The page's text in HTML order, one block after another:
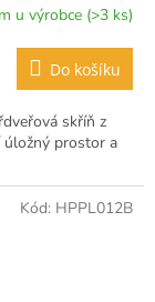
u výrobce (>3 ks)
Do košíku
skříň z
úložný prostor a
Kód: HPPL012B